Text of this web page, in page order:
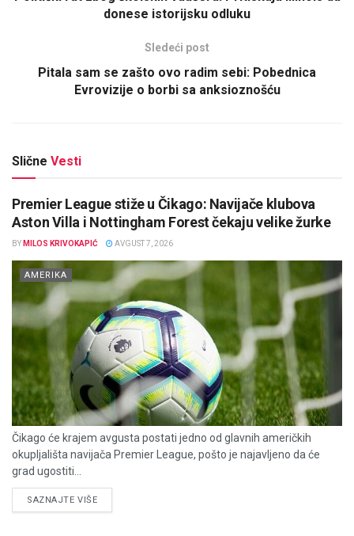
donese istorijsku odluku
Sledeći post
Pitala sam se zašto ovo radim sebi: Pobednica
Evrovizije o borbi sa anksioznošću
Slične Vesti
Premier League stiže u Čikago: Navijače klubova
Aston Villa i Nottingham Forest čekaju velike žurke
BY MILOS KRIVOKAPIĆ AVGUST 7, 2026
AMERIKA
Čikago će krajem avgusta postati jedno od glavnih američkih
okupljališta navijača Premier League, pošto je najavljeno da će
grad ugostiti...
SAZNAJTE VIŠEDETAILS